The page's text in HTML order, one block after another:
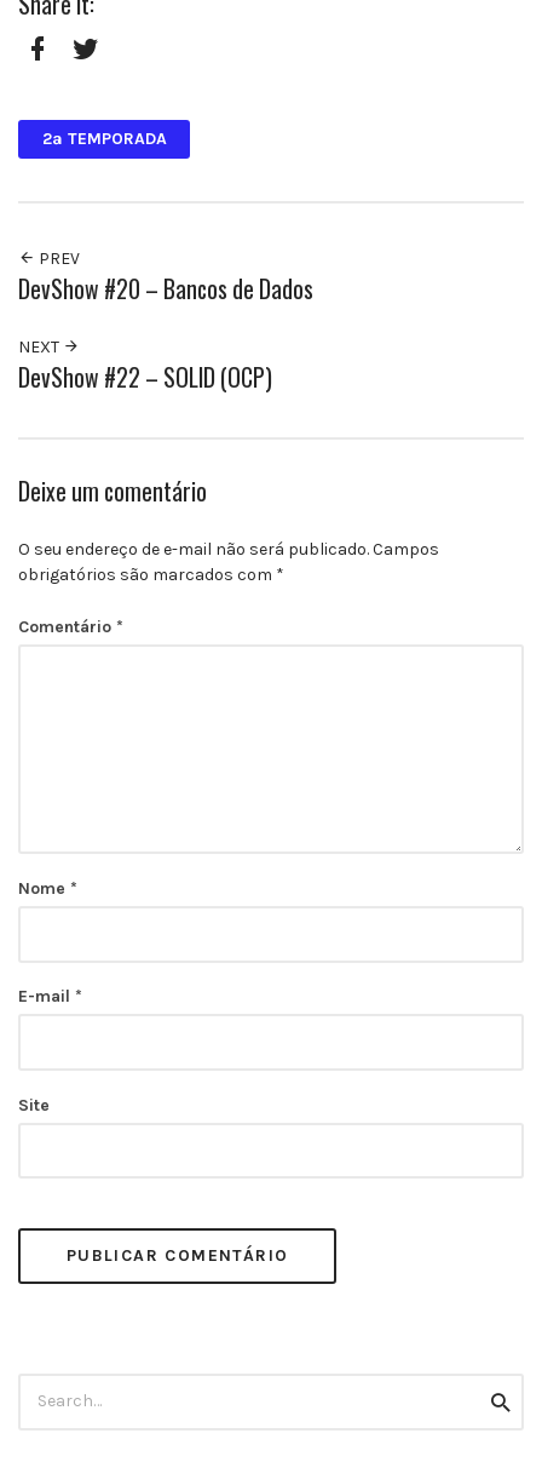
2ª TEMPORADA
PREV
DevShow #20 – Bancos de Dados
NEXT
DevShow #22 – SOLID (OCP)
Deixe um comentário
O seu endereço de e-mail não será publicado.Campos
obrigatórios são marcados com *
Comentário *
Nome *
E-mail *
Site
for: